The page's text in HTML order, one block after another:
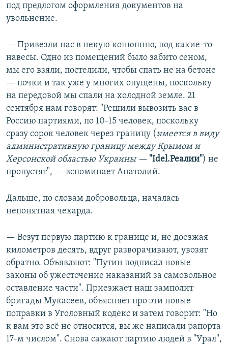
под предлогом оформления документов на
увольнение.
— Привезли нас в некую конюшню, под какие-то
навесы. Одно из помещений было забито сеном,
мы его взяли, постелили, чтобы спать не на бетоне
— почки и так уже у многих опущены, поскольку
на передовой мы спали на холодной земле. 21
сентября нам говорят: "Решили вывозить вас в
Россию партиями, по 10-15 человек, поскольку
сразу сорок человек через границу (имеется в виду
административную границу между Крымом и
Херсонской областью Украины — "Idel.Реалии") не
пропустят", — вспоминает Анатолий.
Дальше, по словам добровольца, началась
непонятная чехарда.
— Везут первую партию к границе и, не доезжая
километров десять, вдруг разворачивают, увозят
обратно. Объявляют: "Путин подписал новые
законы об ужесточение наказаний за самовольное
оставление части". Приезжает наш замполит
бригады Мукасеев, объясняет про эти новые
поправки в Уголовный кодекс и затем говорит: "Но
к вам это всё не относится, вы же написали рапорта
17-м числом". Снова сажают партию людей в "Урал",